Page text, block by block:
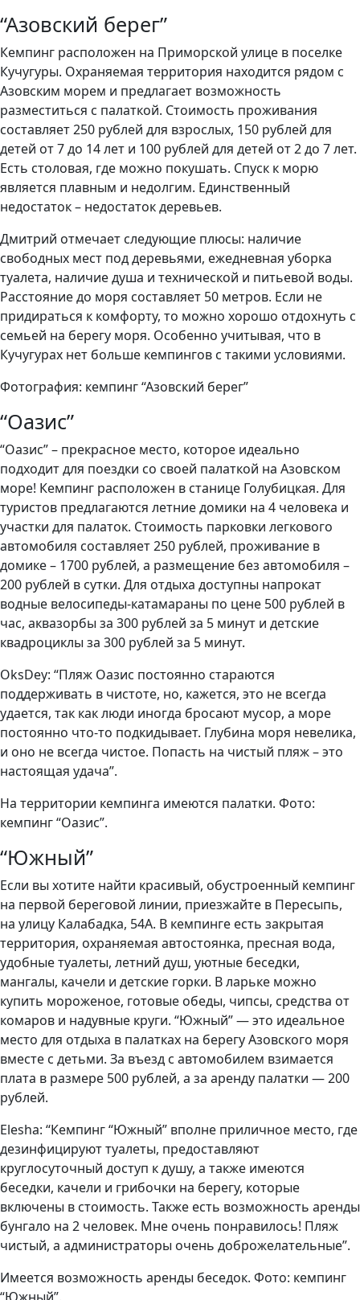
“Азовский берег”
Кемпинг расположен на Приморской улице в поселке
Кучугуры. Охраняемая территория находится рядом с
Азовским морем и предлагает возможность
разместиться с палаткой. Стоимость проживания
составляет 250 рублей для взрослых, 150 рублей для
детей от 7 до 14 лет и 100 рублей для детей от 2 до 7 лет.
Есть столовая, где можно покушать. Спуск к морю
является плавным и недолгим. Единственный
недостаток – недостаток деревьев.
Дмитрий отмечает следующие плюсы: наличие
свободных мест под деревьями, ежедневная уборка
туалета, наличие душа и технической и питьевой воды.
Расстояние до моря составляет 50 метров. Если не
придираться к комфорту, то можно хорошо отдохнуть с
семьей на берегу моря. Особенно учитывая, что в
Кучугурах нет больше кемпингов с такими условиями.
Фотография: кемпинг “Азовский берег”
“Оазис”
“Оазис” – прекрасное место, которое идеально
подходит для поездки со своей палаткой на Азовском
море! Кемпинг расположен в станице Голубицкая. Для
туристов предлагаются летние домики на 4 человека и
участки для палаток. Стоимость парковки легкового
автомобиля составляет 250 рублей, проживание в
домике – 1700 рублей, а размещение без автомобиля –
200 рублей в сутки. Для отдыха доступны напрокат
водные велосипеды-катамараны по цене 500 рублей в
час, аквазорбы за 300 рублей за 5 минут и детские
квадроциклы за 300 рублей за 5 минут.
OksDey: “Пляж Оазис постоянно стараются
поддерживать в чистоте, но, кажется, это не всегда
удается, так как люди иногда бросают мусор, а море
постоянно что-то подкидывает. Глубина моря невелика,
и оно не всегда чистое. Попасть на чистый пляж – это
настоящая удача”.
На территории кемпинга имеются палатки. Фото:
кемпинг “Оазис”.
“Южный”
Если вы хотите найти красивый, обустроенный кемпинг
на первой береговой линии, приезжайте в Пересыпь,
на улицу Калабадка, 54А. В кемпинге есть закрытая
территория, охраняемая автостоянка, пресная вода,
удобные туалеты, летний душ, уютные беседки,
мангалы, качели и детские горки. В ларьке можно
купить мороженое, готовые обеды, чипсы, средства от
комаров и надувные круги. “Южный” — это идеальное
место для отдыха в палатках на берегу Азовского моря
вместе с детьми. За въезд с автомобилем взимается
плата в размере 500 рублей, а за аренду палатки — 200
рублей.
Elesha: “Кемпинг “Южный” вполне приличное место, где
дезинфицируют туалеты, предоставляют
круглосуточный доступ к душу, а также имеются
беседки, качели и грибочки на берегу, которые
включены в стоимость. Также есть возможность аренды
бунгало на 2 человек. Мне очень понравилось! Пляж
чистый, а администраторы очень доброжелательные”.
Имеется возможность аренды беседок. Фото: кемпинг